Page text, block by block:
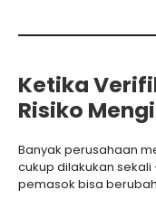
Ketika
Risiko
Banyak perusahaan
cukup dilakukan
pemasok bisa